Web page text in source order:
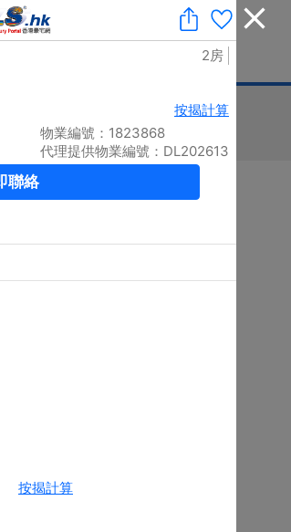
| 業主刪除樓盤 | ENG
印花稅
排序
搜尋結果：5859 個 / 有相： 5768 個